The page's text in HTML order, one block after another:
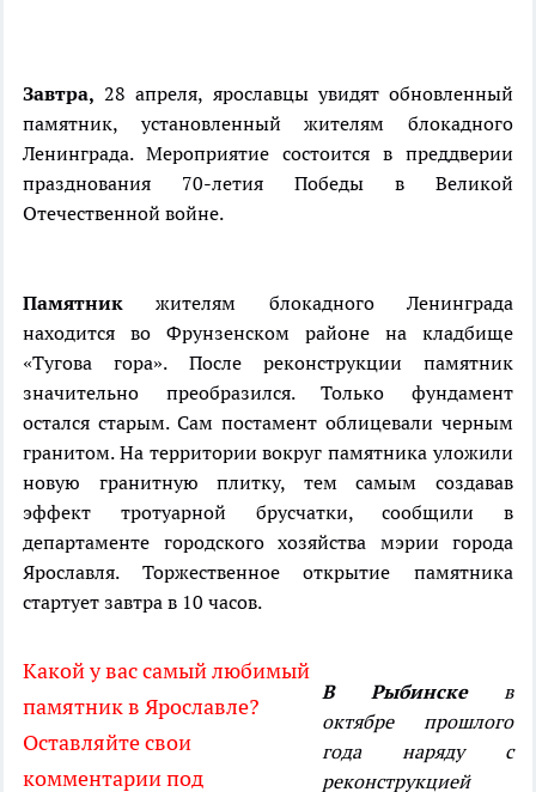
Завтра, 28 апреля, ярославцы увидят обновленный
памятник, установленный жителям блокадного
Ленинграда. Мероприятие состоится в преддверии
празднования 70-летия Победы в Великой
Отечественной войне.
Памятник жителям блокадного Ленинграда
находится во Фрунзенском районе на кладбище
«Тугова гора». После реконструкции памятник
значительно преобразился. Только фундамент
остался старым. Сам постамент облицевали черным
гранитом. На территории вокруг памятника уложили
новую гранитную плитку, тем самым создавав
эффект тротуарной брусчатки, сообщили в
департаменте городского хозяйства мэрии города
Ярославля. Торжественное открытие памятника
стартует завтра в 10 часов.
Какой у вас самый любимый
памятник в Ярославле?
Оставляйте свои
комментарии под
В Рыбинскев
октябре прошлого
года наряду с
реконструкцией